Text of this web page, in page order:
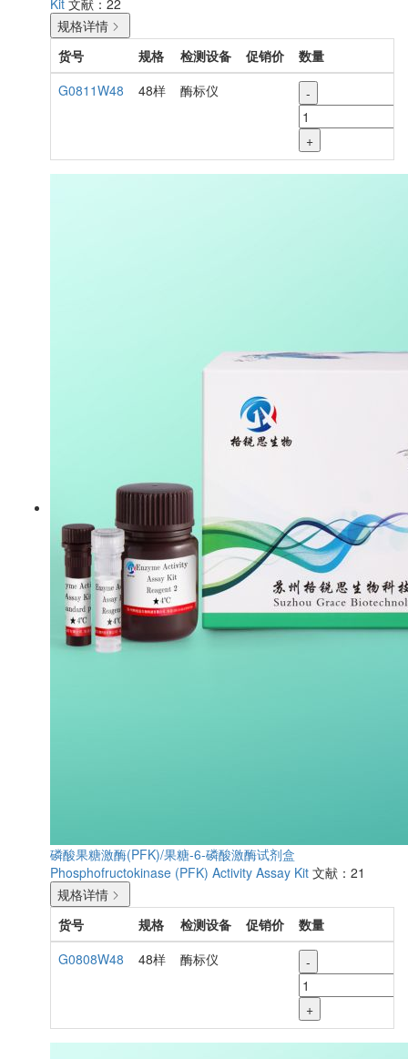
规格详情
货号
规格 检测设备 促销价
数量
G0811W48
48样 酶标仪 -
+
磷酸果糖激酶(PFK)/果糖-6-磷酸激酶试剂盒
Phosphofructokinase (PFK) Activity Assay Kit 文献：21
规格详情
货号
规格 检测设备 促销价
数量
G0808W48
48样 酶标仪 -
+